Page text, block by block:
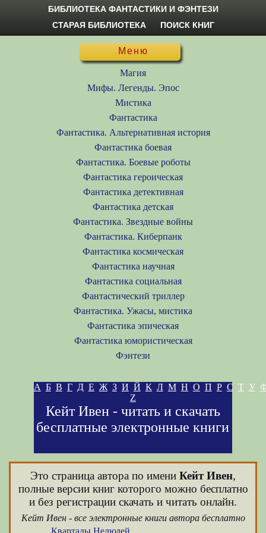
БИБЛИОТЕКА ФАНТАСТИКИ И ФЭНТЕЗИ
СТАРАЯ БИБЛИОТЕКА
ПОИСК КНИГ
Меню
Магия
Мифы. Легенды. Эпос
Мистика
Фантастика
Фантастика. Альтернативная история
Фантастика боевая
Фантастика. Боевые роботы
Фантастика героическая
Фантастика детективная
Фантастика детская
Фантастика. Звездные войны
Фантастика. Киберпанк
Фантастика космическая
Фантастика научная
Фантастика социальная
Фантастический триллер
Фантастика. Ужасы, мистика
Фантастика эпическая
Фантастика юмористическая
Фэнтези
А Б В Г Д Е Ж З И Й К Л М Н О П Р С Т У
Z
Кейт Ивен - читать и скачать
бесплатные электронные книги
Это страница автора по имени Кейт Ивен,
полные версии книг которого можно бесплатно
и без регистрации скачать и читать онлайн.
Кейт Ивен - все электронные книги автора бесплатно
Кварталы Нелюдей